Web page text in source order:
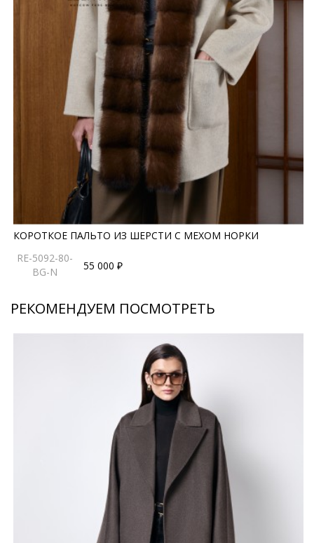
стильных ансамблей для деловых встреч или
торжественных выходов. Высокое содержание
натуральных волокон гарантирует надежное
сохранение тепла, а меховая отделка защищает от
прохладного ветра. Это пальто станет выразительным
элементом вашего гардероба, подчеркивающим
стремление к совершенству и любовь к вещам
премиального качества, которые остаются
актуальными вне времени. Каждый элемент этой
модели говорит о безупречном вкусе своей
обладательницы и внимании к деталям.
*описание несет информационный характер, состав и
правила ухода могут быть изменены производителем
КОРОТКОЕ ПАЛЬТО ИЗ ШЕРСТИ С МЕХОМ НОРКИ
RE-5092-80-
BG-N
55 000 ₽
РЕКОМЕНДУЕМ ПОСМОТРЕТЬ